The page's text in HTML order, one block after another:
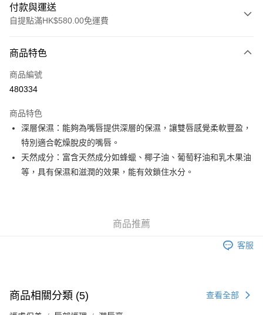
付款與運送
自提點滿HK$580.00免運費
信用卡
Apple Pay
AlipayHK
PayMe
WeChat Pay
銀行匯款 請將存款存到以下銀行帳戶，並於存款單據寫上訂單編號後電郵至
eshop@colourmix-cosmetics.com** **我們不會處理沒有提供存款單據的訂
單。 如果訂購後七個工作天內我們未能收到有關存款，有關訂單將被取消。
付款後順豐站及營業點取貨
商品特色
商品編號
480334
商品特色
深層保濕：能夠為嘴唇提供深層的保濕，讓雙唇感覺柔軟豐盈，
特別適合乾燥脫皮的嘴唇。
天然成分：富含天然成分如蜂蠟、椰子油、葡萄籽油和乳木果油
等，具有保濕和滋潤的效果，能有效鎖住水分。
商品推薦
客服
商品相關分類 (5) 查看全部